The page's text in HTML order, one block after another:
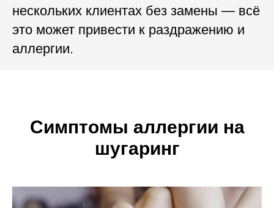
нескольких клиентах без замены — всё
это может привести к раздражению и
аллергии.
Симптомы аллергии на
шугаринг